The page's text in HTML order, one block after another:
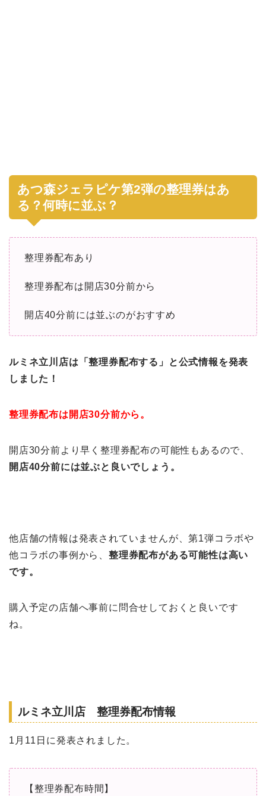
あつ森ジェラピケ第2弾の整理券はあ
る？何時に並ぶ？
整理券配布あり
整理券配布は開店30分前から
開店40分前には並ぶのがおすすめ
ルミネ立川店は「整理券配布する」と公式情報を発表
しました！
整理券配布は開店30分前から。
開店30分前より早く整理券配布の可能性もあるので、
開店40分前には並ぶと良いでしょう。
他店舗の情報は発表されていませんが、第1弾コラボや
他コラボの事例から、 整理券配布がある可能性は高い
です。
購入予定の店舗へ事前に問合せしておくと良いです
ね。
ルミネ立川店 整理券配布情報
1月11日に発表されました。
【整理券配布時間】